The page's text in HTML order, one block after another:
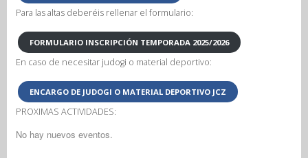
Para las altas deberéis rellenar el formulario:
FORMULARIO INSCRIPCIÓN TEMPORADA 2025/2026
En caso de necesitar judogi o material deportivo:
ENCARGO DE JUDOGI O MATERIAL DEPORTIVO JCZ
PROXIMAS ACTIVIDADES:
No hay nuevos eventos.